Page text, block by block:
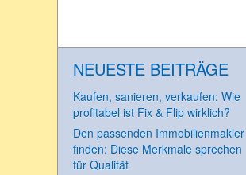
NEUESTE BEITRÄGE
Kaufen, sanieren, verkaufen: Wie
profitabel ist Fix & Flip wirklich?
Den passenden Immobilienmakler
finden: Diese Merkmale sprechen
für Qualität